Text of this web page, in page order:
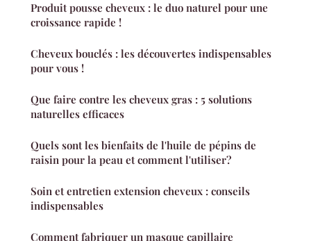
Produit pousse cheveux : le duo naturel pour une
croissance rapide !
Cheveux bouclés : les découvertes indispensables
pour vous !
Que faire contre les cheveux gras : 5 solutions
naturelles efficaces
Quels sont les bienfaits de l'huile de pépins de
raisin pour la peau et comment l'utiliser?
Soin et entretien extension cheveux : conseils
indispensables
Comment fabriquer un masque capillaire